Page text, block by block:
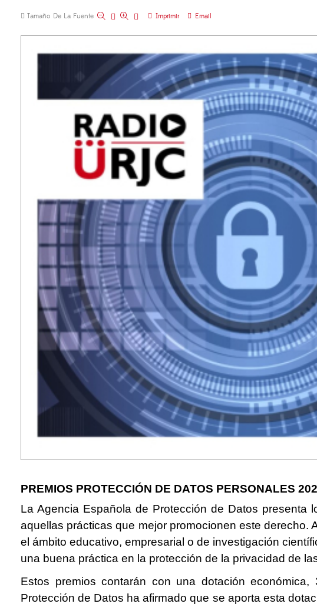
Tamaño De La Fuente Imprimir Email
PREMIOS PROTECCIÓN DE DATOS PERSONALES
La Agencia Española de Protección de Datos presenta
aquellas prácticas que mejor promocionen este
el ámbito educativo, empresarial o de investigación
una buena práctica en la protección de la privacidad de
Estos premios contarán con una dotación
Protección de Datos ha afirmado que se aporta esta